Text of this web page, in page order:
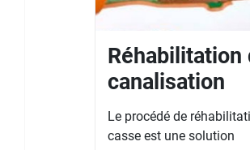
Réhabilitation
canalisation
Le procédé de
casse est une solution